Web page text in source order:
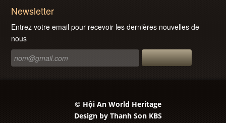
Newsletter
Entrez votre email pour recevoir les dernières nouvelles de
nous
© Hội An World Heritage
Design by Thanh Son KBS